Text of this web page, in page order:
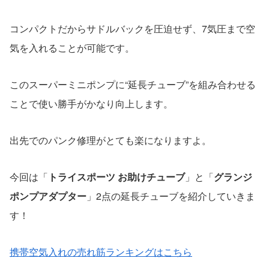
コンパクトだからサドルバックを圧迫せず、7気圧まで空
気を入れることが可能です。
このスーパーミニポンプに“延長チューブ”を組み合わせる
ことで使い勝手がかなり向上します。
出先でのパンク修理がとても楽になりますよ。
今回は「 トライスポーツ お助けチューブ」と「グランジ
ポンプアダプター 」2点の延長チューブを紹介していきま
す！
携帯空気入れの売れ筋ランキングはこちら